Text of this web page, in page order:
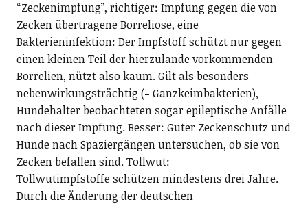
“Zeckenimpfung”, richtiger: Impfung gegen die von
Zecken übertragene Borreliose, eine
Bakterieninfektion: Der Impfstoff schützt nur gegen
einen kleinen Teil der hierzulande vorkommenden
Borrelien, nützt also kaum. Gilt als besonders
nebenwirkungsträchtig (= Ganzkeimbakterien),
Hundehalter beobachteten sogar epileptische Anfälle
nach dieser Impfung. Besser: Guter Zeckenschutz und
Hunde nach Spaziergängen untersuchen, ob sie von
Zecken befallen sind. Tollwut:
Tollwutimpfstoffe schützen mindestens drei Jahre.
Durch die Änderung der deutschen